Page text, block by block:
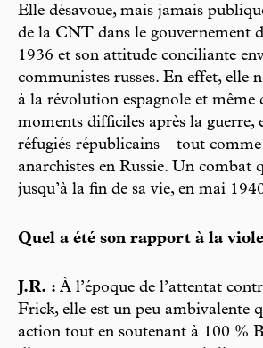
Elle désavoue, mais jamais
de la CNT dans le gouvernement
1936 et son attitude conciliante
communistes russes. En effet, elle
à la révolution espagnole et même
moments difficiles après la guerre,
réfugiés républicains – tout
anarchistes en Russie. Un combat
jusqu’à la fin de sa vie, en mai
Quel a été son rapport à la
J.R. : À l’époque de l’attentat
Frick, elle est un peu ambivalente
action tout en soutenant à 100 %